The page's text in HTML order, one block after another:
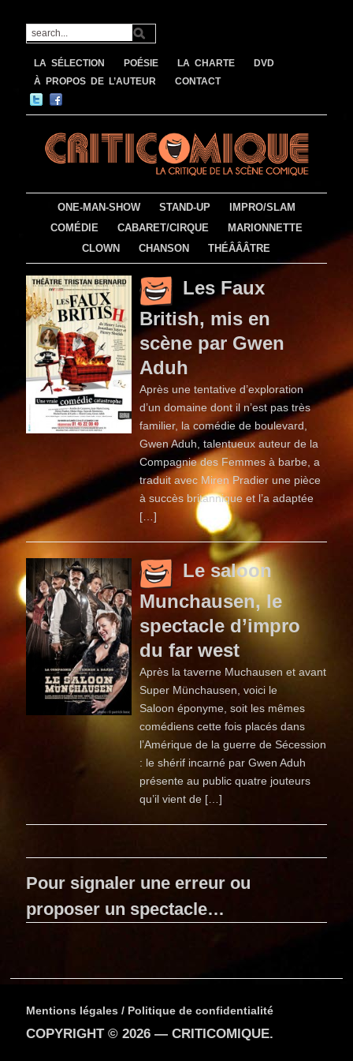
LA SÉLECTION POÉSIE LA CHARTE
DVD
À PROPOS DE L’AUTEUR
CONTACT
ONE-MAN-SHOW STAND-UP
IMPRO/SLAM
COMÉDIE
CABARET/CIRQUE
MARIONNETTE
CLOWN
CHANSON THÉÂÂÂTRE
Les Faux
British, mis en
scène par Gwen
Aduh
Après une tentative d’exploration
d’un domaine dont il n’est pas très
familier, la comédie de boulevard,
Gwen Aduh, talentueux auteur de la
Compagnie des Femmes à barbe, a
traduit avec Miren Pradier une pièce
à succès britannique et l’a adaptée
[…]
Le saloon
Munchausen, le
spectacle d’impro
du far west
Après la taverne Muchausen et avant
Super Münchausen, voici le
Saloon éponyme, soit les mêmes
comédiens cette fois placés dans
l’Amérique de la guerre de Sécession
: le shérif incarné par Gwen Aduh
présente au public quatre jouteurs
qu’il vient de […]
Pour signaler une erreur ou
proposer un spectacle…
Mentions légales / Politique de confidentialité
COPYRIGHT © 2026 —CRITICOMIQUE.